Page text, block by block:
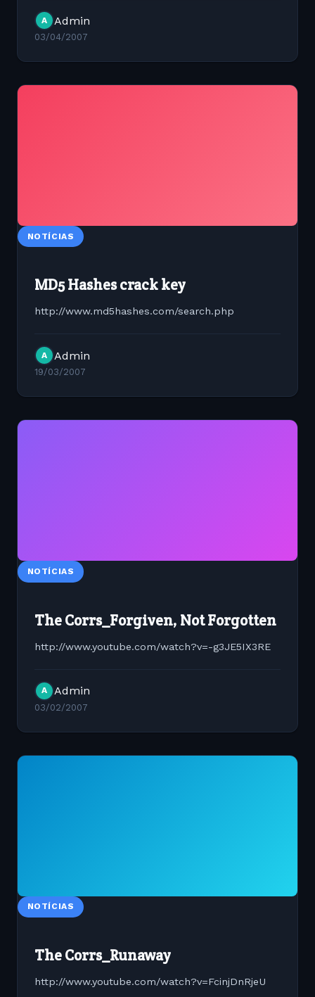
A Admin
03/04/2007
NOTÍCIAS
MD5 Hashes crack key
http://www.md5hashes.com/search.php
A Admin
19/03/2007
NOTÍCIAS
The Corrs_Forgiven, Not Forgotten
http://www.youtube.com/watch?v=-g3JE5IX3RE
A Admin
03/02/2007
NOTÍCIAS
The Corrs_Runaway
http://www.youtube.com/watch?v=FcinjDnRjeU